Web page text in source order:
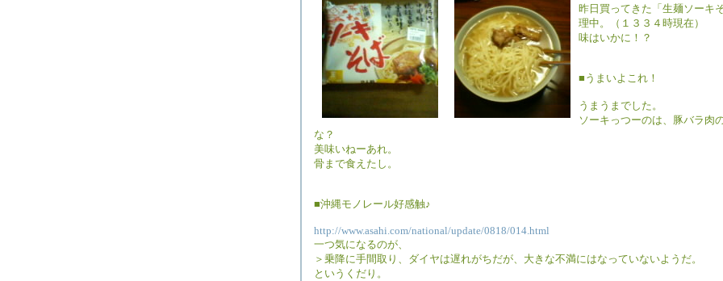
昨日買ってきた「生麺ソーキ
理中。（１３３４時現在）
味はいかに！？
■うまいよこれ！
うまうまでした。
ソーキっつーのは、豚バラ肉
な？
美味いねーあれ。
骨まで食えたし。
■沖縄モノレール好感触♪
http://www.asahi.com/national/update/0818/014.html
一つ気になるのが、
＞乗降に手間取り、ダイヤは遅れがちだが、大きな不満にはなっていないようだ。
というくだり。